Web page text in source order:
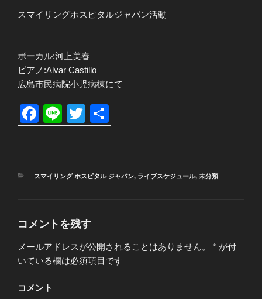
スマイリングホスピタルジャパン活動
ボーカル:河上美春
ピアノ:Alvar Castillo
広島市民病院小児病棟にて
F
a
e
o
k
Li
n
T
wi
er
有
カ
ー
スマイリング ホスピタル ジャパン, ライブスケジュール, 未分類
コメントを残す
メールアドレスが公開されることはありません。 * が付
いている欄は必須項目です
コメント